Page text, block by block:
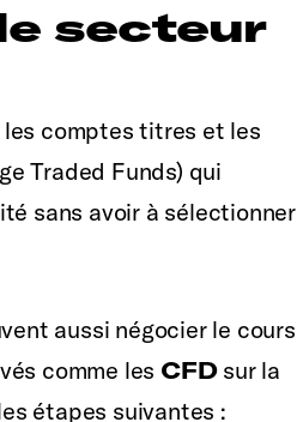
secteur
comptes titres et les
Traded Funds) qui
sans avoir à sélectionner
aussi négocier le cours
comme les CFDsur la
étapes suivantes :